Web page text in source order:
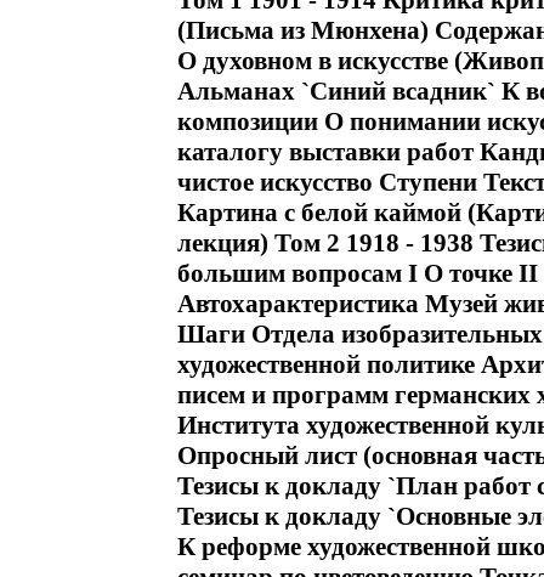
(Письма из Мюнхена)
О духовном в искусстве
Альманах `Синий всадник` К
композиции О понимании
каталогу выставки работ
чистое искусство Ступени
Картина с белой каймой
лекция) Том 2 1918 - 1938
большим вопросам I О точке II
Автохарактеристика Музей
Шаги Отдела
художественной политике
писем и программ германских
Института художественной
Опросный лист (основная
Тезисы к докладу `План работ
Тезисы к докладу `Основные
К реформе художественной